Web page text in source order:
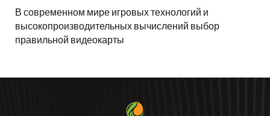
В современном мире игровых технологий и
высокопроизводительных вычислений выбор
правильной видеокарты